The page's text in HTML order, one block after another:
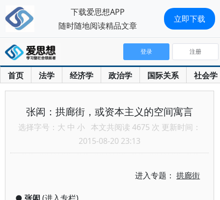
首页 法学 经济学 政治学 国际关系 社会学
登录 注册
张闳：拱廊街，或资本主义的空间寓言
选择字号： 大 中 小 本文共阅读 4675 次 更新时间：
2015-08-20 23:13
进入专题：拱廊街
下载爱思想APP
随时随地阅读精品文章
立即下载